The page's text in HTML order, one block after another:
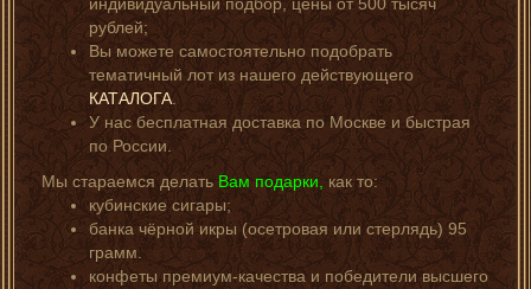
индивидуальный подбор, цены от 500 тысяч
рублей;
Вы можете самостоятельно подобрать
тематичный лот из нашего действующего
КАТАЛОГА.
У нас бесплатная доставка по Москве и быстрая
по России.
Мы стараемся делатьВам подарки,как то:
кубинские сигары;
банка чёрной икры (осетровая или стерлядь) 95
грамм.
конфеты премиум-качества и победители высшего